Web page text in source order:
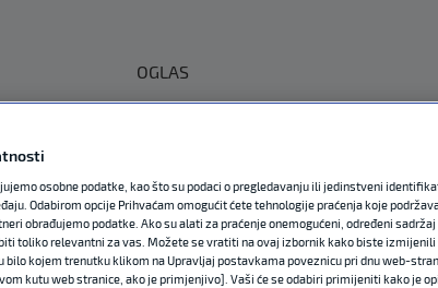
OGLAS
osobne podatke, kao što su podaci o pregledavanju ili jedinstveni
Odabirom opcije Prihvaćam omogućit ćete tehnologije praćenja koje
obrađujemo podatke. Ako su alati za praćenje onemogućeni, određeni sadržaj
toliko relevantni za vas. Možete se vratiti na ovaj izbornik kako biste
bilo kojem trenutku klikom na Upravljaj postavkama poveznicu pri dnu web-
kutu web stranice, ako je primjenjivo]. Vaši će se odabiri primijeniti kako je